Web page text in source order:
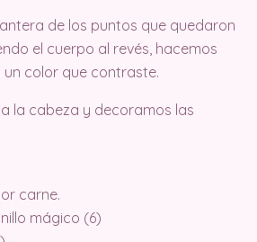
de los puntos que quedaron
el cuerpo al revés, hacemos
color que contraste.
la cabeza y decoramos las
carne.
mágico (6)